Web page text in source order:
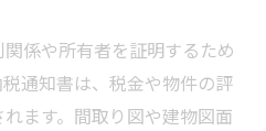
係や所有者を証明するため
通知書は、税金や物件の評
ます。間取り図や建物図面